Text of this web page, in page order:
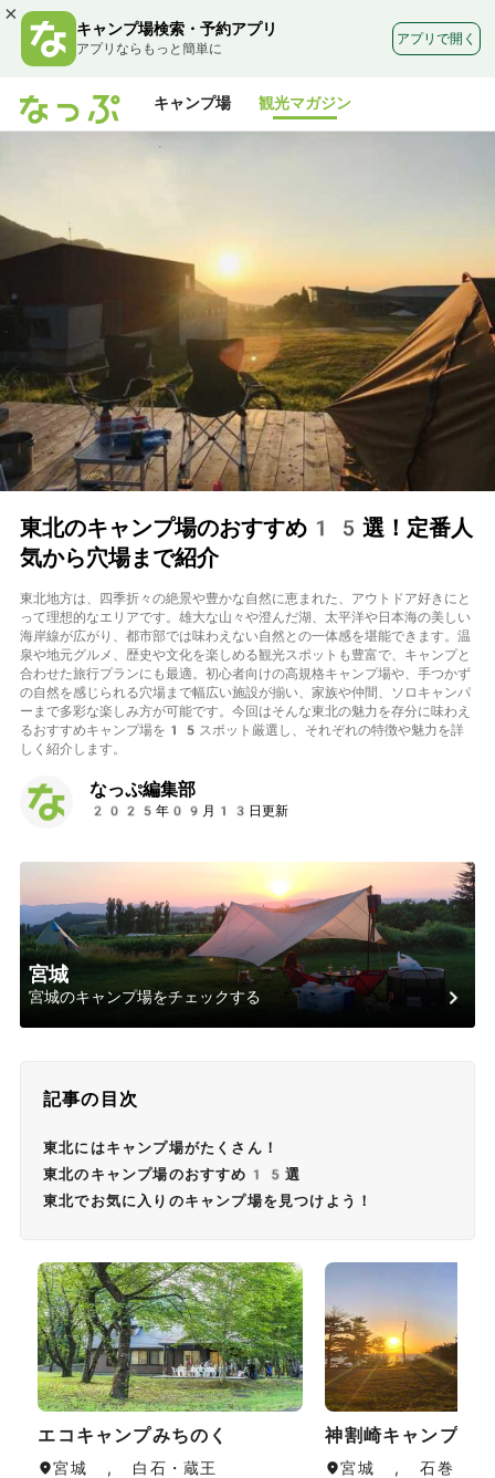
×
キャンプ場検索・予約アプリ
アプリならもっと簡単に
アプリで開く
キャンプ場 観光マガジン
東北のキャンプ場のおすすめ15選！定番人
気から穴場まで紹介
東北地方は、四季折々の絶景や豊かな自然に恵まれた、アウトドア好きにと
って理想的なエリアです。雄大な山々や澄んだ湖、太平洋や日本海の美しい
海岸線が広がり、都市部では味わえない自然との一体感を堪能できます。温
泉や地元グルメ、歴史や文化を楽しめる観光スポットも豊富で、キャンプと
合わせた旅行プランにも最適。初心者向けの高規格キャンプ場や、手つかず
の自然を感じられる穴場まで幅広い施設が揃い、家族や仲間、ソロキャンパ
ーまで多彩な楽しみ方が可能です。今回はそんな東北の魅力を存分に味わえ
るおすすめキャンプ場を15スポット厳選し、それぞれの特徴や魅力を詳
しく紹介します。
なっぷ編集部
2025年09月13日更新
宮城
宮城のキャンプ場をチェックする
記事の目次
東北にはキャンプ場がたくさん！
東北のキャンプ場のおすすめ15選
東北でお気に入りのキャンプ場を見つけよう！
エコキャンプみちのく
宮城 , 白石・蔵王
神割崎キャンプ場
宮城 , 石巻・気